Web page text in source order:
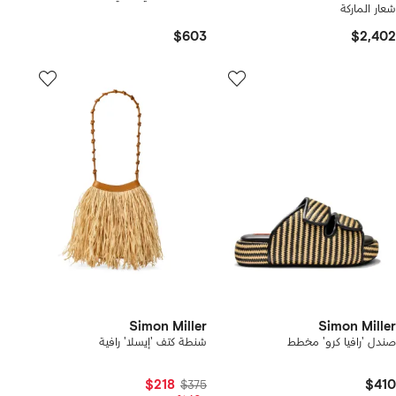
شعار الماركة
$2,402
$603
Simon Miller
صندل 'رافيا كرو' مخطط
$410
Simon Miller
شنطة كتف 'إيسلا' رافية
$375
$218